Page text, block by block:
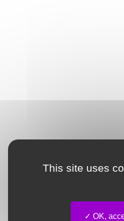
This site uses
OK,